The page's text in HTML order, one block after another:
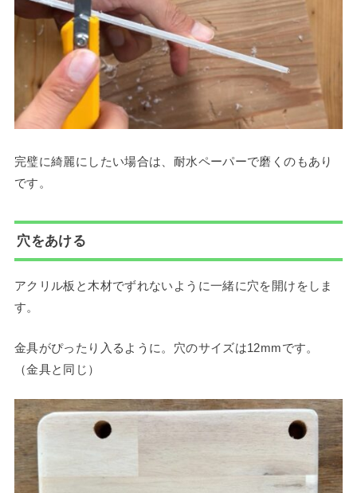
完璧に綺麗にしたい場合は、耐水ペーパーで磨くのもあり
です。
穴をあける
アクリル板と木材でずれないように一緒に穴を開けをしま
す。
金具がぴったり入るように。穴のサイズは12mmです。
（金具と同じ）